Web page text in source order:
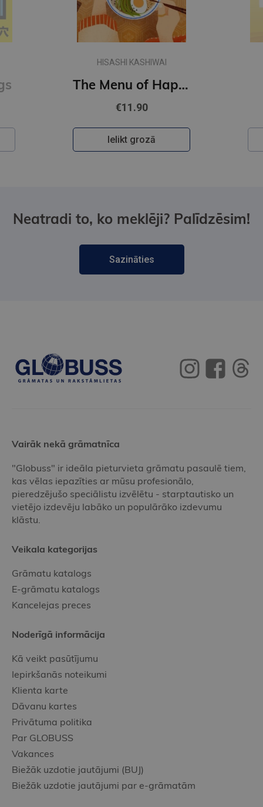
HISASHI KASHIWAI
The Menu of Happiness
€11.90
Ielikt grozā
Neatradi to, ko meklēji? Palīdzēsim!
Sazināties
Vairāk nekā grāmatnīca
"Globuss" ir ideāla pieturvieta grāmatu pasaulē tiem,
kas vēlas iepazīties ar mūsu profesionālo,
pieredzējušo speciālistu izvēlētu - starptautisko un
vietējo izdevēju labāko un populārāko izdevumu
klāstu.
Veikala kategorijas
Grāmatu katalogs
E-grāmatu katalogs
Kancelejas preces
Noderīgā informācija
Kā veikt pasūtījumu
Iepirkšanās noteikumi
Klienta karte
Dāvanu kartes
Privātuma politika
Par GLOBUSS
Vakances
Biežāk uzdotie jautājumi (BUJ)
Biežāk uzdotie jautājumi par e-grāmatām